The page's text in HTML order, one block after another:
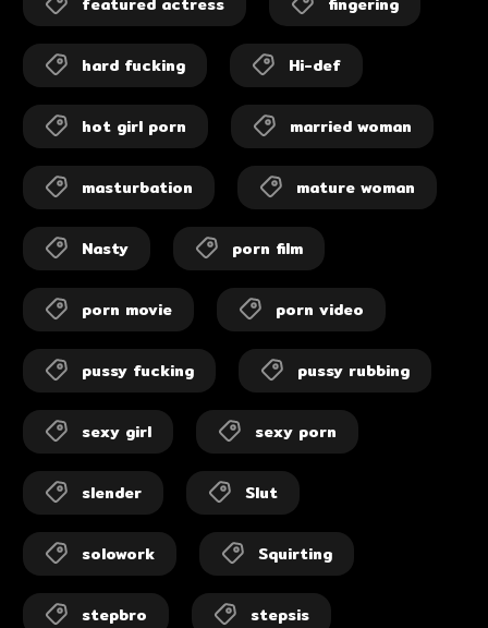
hard fucking Hi-def
hot girl porn married woman
masturbation mature woman
Nasty porn film
porn movie porn video
pussy fucking pussy rubbing
sexy girl sexy porn
slender Slut
solowork Squirting
stepbro stepsis